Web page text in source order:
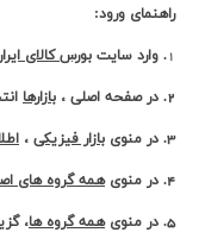
راهنمای ورود:
1. وارد سایت بورس کالای
2. در صفحه اصلی ، بازارها
3. در منوی بازار فیزیکی ،
4. در منوی همه گروه های
5. در منوی همه گروه ها،